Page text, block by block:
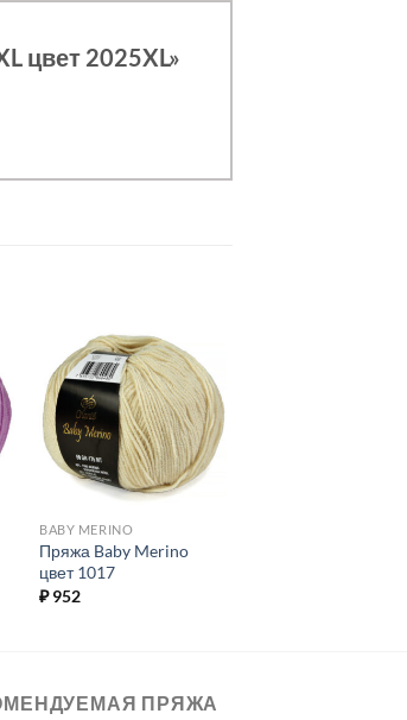
цвет 2025XL»
Добавить в
избранное.
BABY MERINO
Пряжа Baby Merino
цвет 1017
₽952
ПРЯЖА